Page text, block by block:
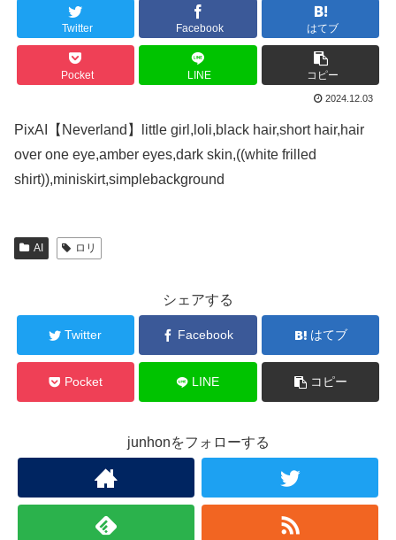
Twitter Facebook はてブ
Pocket LINE コピー
2024.12.03
PixAI【Neverland】little girl,loli,black hair,short hair,hair
over one eye,amber eyes,dark skin,((white frilled
shirt)),miniskirt,simplebackground
AI ロリ
シェアする
Twitter Facebook はてブ
Pocket LINE コピー
junhonをフォローする